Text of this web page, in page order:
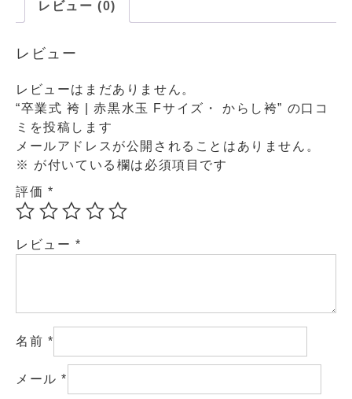
レビュー (0)
レビュー
レビューはまだありません。
“卒業式 袴 | 赤黒水玉 Fサイズ・ からし袴” の口コ
ミを投稿します
メールアドレスが公開されることはありません。
※ が付いている欄は必須項目です
評価 *
レビュー *
名前 *
メール*